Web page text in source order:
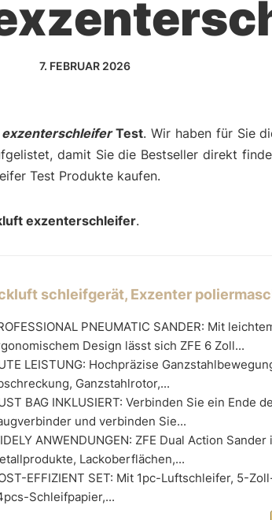
7. FEBRUAR 2026
Test. Wir haben für Sie
damit Sie die Bestseller direkt
Test Produkte kaufen.
exzenterschleifer.
schleifgerät, Exzenter
PNEUMATIC SANDER: Mit
Design lässt sich ZFE 6 Zoll...
LEISTUNG: Hochpräzise
Ganzstahlrotor,...
BAG INKLUSIERT: Verbinden Sie ein Ende
und verbinden Sie...
ANWENDUNGEN: ZFE Dual Action
Lackoberflächen,...
EFFIZIENT SET: Mit 1pc-Luftschleifer, 5-
Schleifpapier,...